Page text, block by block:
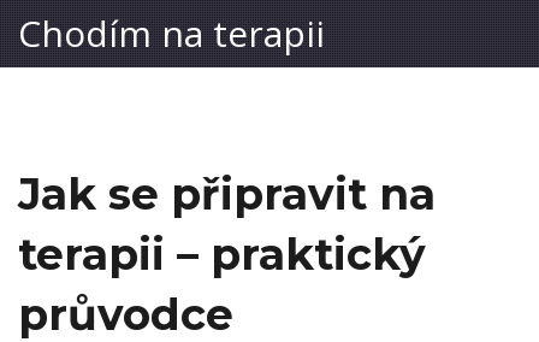
Chodím na terapii
Jak se připravit na
terapii – praktický
průvodce